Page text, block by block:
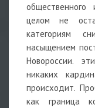
целом не
категориям
насыщением
Новороссии.
никаких
происходит.
как граница